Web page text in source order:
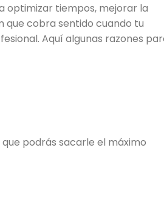
optimizar tiempos, mejorar la
que cobra sentido cuando tu
Aquí algunas razones
que podrás sacarle el máximo